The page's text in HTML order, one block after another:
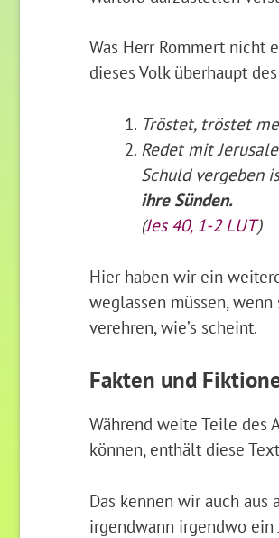
Was Herr Rommert nicht
dieses Volk überhaupt
Tröstet, tröstet
Redet mit
Schuld vergeben
ihre Sünden.
(Jes 40, 1-2 LUT)
Hier haben wir ein
weglassen müssen,
verehren, wie’s scheint.
Fakten und
Während weite Teile des
können, enthält diese
Das kennen wir auch aus
irgendwann irgendwo ein